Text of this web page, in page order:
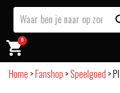
0
Home >Fanshop >Speelgoed >